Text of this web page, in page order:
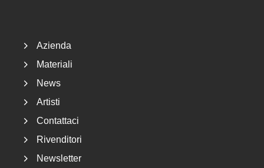
Azienda
Materiali
News
Artisti
Contattaci
Rivenditori
Newsletter